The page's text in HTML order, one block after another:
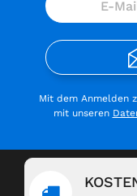
Mit dem Anmelden
mit unseren